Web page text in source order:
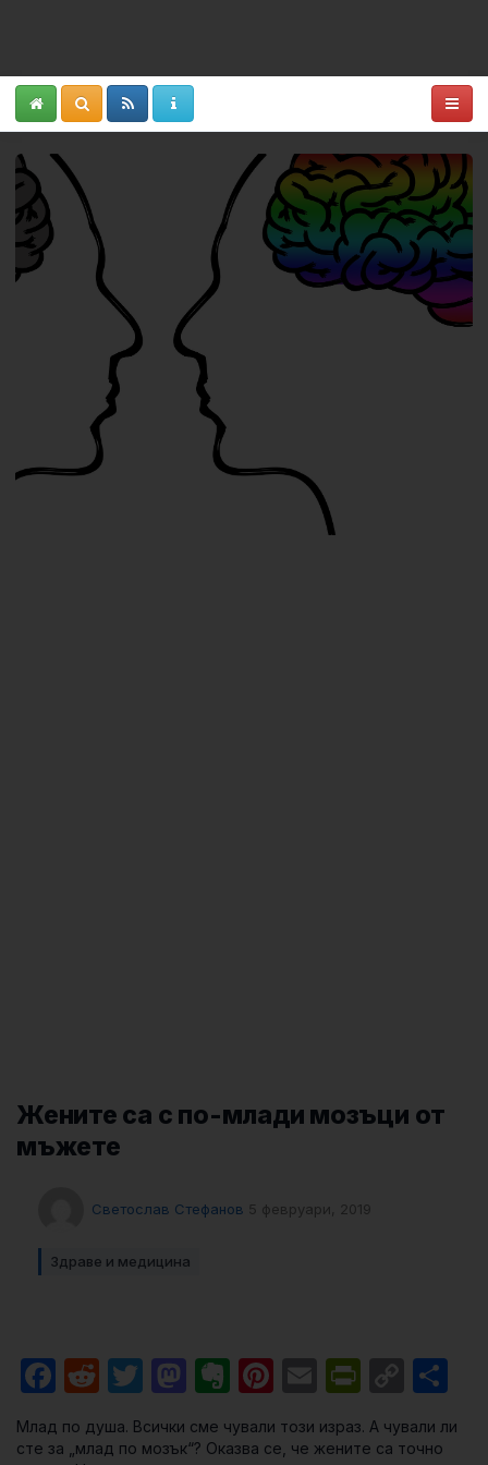
Жените са с по-млади мозъци от
мъжете
Светослав Стефанов 5 февруари, 2019
Здраве и медицина
Facebook
RedditTwitter
Mastodon
Evernote
Pinterest
Email
Млад по душа. Всички сме чували този израз. А чували ли
сте за „млад по мозък“? Оказва се, че жените са точно